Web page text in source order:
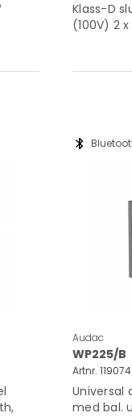
Klass-D
(100V) 2
bluetooth
Audac
WP225/B
Artnr.
Universal
med bal.